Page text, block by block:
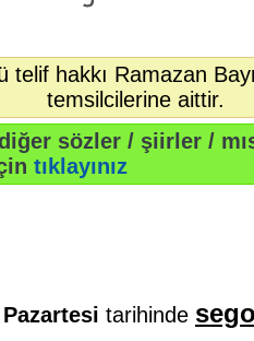
telif hakkı Ramazan
temsilcilerine aittir.
sözler / şiirler /
tıklayınız
tarihinde